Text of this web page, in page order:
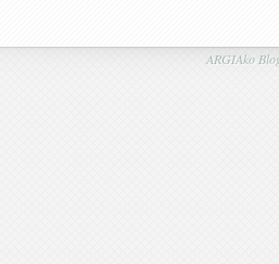
ARGIAko